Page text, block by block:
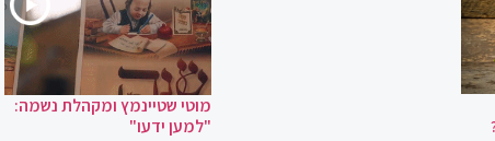
מוטי שטיינמץ ומקהלת נשמה:
"למען ידעו"